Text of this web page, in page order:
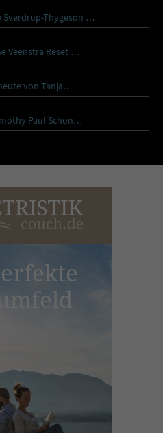
Sverdrup-Thygeson …
Veenstra Reset …
von Tanja…
Paul Schon…